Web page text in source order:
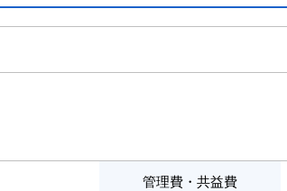
管理費・共益費